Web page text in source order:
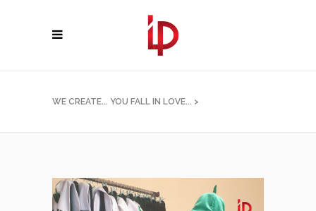
WE CREATE... YOU FALL IN LOVE... >